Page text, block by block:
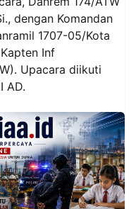
dengan Komandan
1707-05/Kota
Inf
Upacara diikuti
AD.